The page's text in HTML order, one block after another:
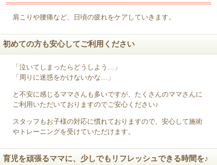
肩こりや腰痛など、日頃の疲れをケアしていきます。
初めての方も安心してご利用ください
「泣いてしまったらどうしよう…」
「周りに迷惑をかけないかな…」
と不安に感じるママさんも多いですが、たくさんのママさんに
ご利用いただいておりますのでご安心ください♪
スタッフもお子様の対応に慣れておりますので、安心して施術
やトレーニングを受けていただけます。
育児を頑張るママに、少しでもリフレッシュできる時間を♪